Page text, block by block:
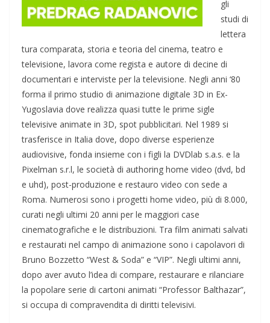
gli
studi di
lettera
tura comparata, storia e teoria del cinema, teatro e
televisione, lavora come regista e autore di decine di
documentari e interviste per la televisione. Negli anni ‘80
forma il primo studio di animazione digitale 3D in Ex-
Yugoslavia dove realizza quasi tutte le prime sigle
televisive animate in 3D, spot pubblicitari. Nel 1989 si
trasferisce in Italia dove, dopo diverse esperienze
audiovisive, fonda insieme con i figli la DVDlab s.a.s. e la
Pixelman s.r.l, le società di authoring home video (dvd, bd
e uhd), post-produzione e restauro video con sede a
Roma. Numerosi sono i progetti home video, più di 8.000,
curati negli ultimi 20 anni per le maggiori case
cinematografiche e le distribuzioni. Tra film animati salvati
e restaurati nel campo di animazione sono i capolavori di
Bruno Bozzetto “West & Soda” e “VIP”. Negli ultimi anni,
dopo aver avuto l’idea di compare, restaurare e rilanciare
la popolare serie di cartoni animati “Professor Balthazar”,
si occupa di compravendita di diritti televisivi.